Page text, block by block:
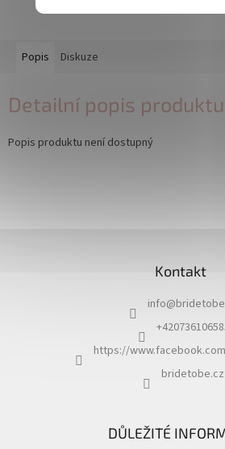
Popis Diskuze
Detailní popis produktu
Popis produktu není dostupný
Kontakt
info@
https://
bridetobe.cz
DŮLEŽITÉ